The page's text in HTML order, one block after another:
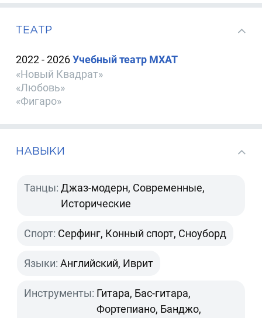
ТЕАТР
2022 - 2026Учебный театр МХАТ
«Новый Квадрат»
«Любовь»
«Фигаро»
НАВЫКИ
Танцы: Джаз-модерн, Современные,
Исторические
Спорт: Серфинг, Конный спорт, Сноуборд
Языки: Английский, Иврит
Инструменты: Гитара, Бас-гитара,
Фортепиано, Банджо,